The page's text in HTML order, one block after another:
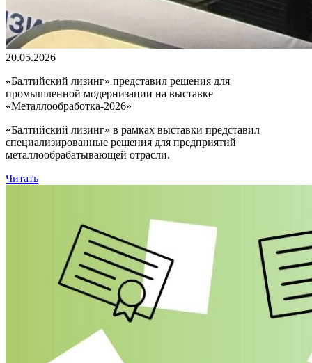
20.05.2026
«Балтийский лизинг» представил решения для
промышленной модернизации на выставке
«Металлообработка-2026»
«Балтийский лизинг» в рамках выставки представил
специализированные решения для предприятий
металлообрабатывающей отрасли.
Читать